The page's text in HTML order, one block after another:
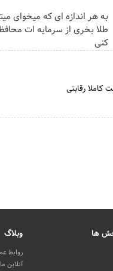
به هر اندازه ای که میخوای
طلا بخری از سرمایه ات
کنی
کاملا رقابتی
ها وبلاگ
روابط
آنلاین